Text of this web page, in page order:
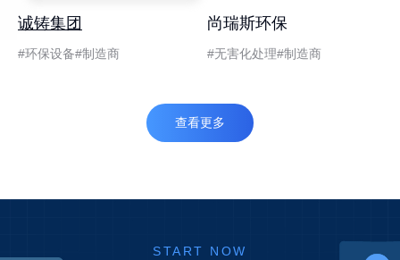
诚铸集团
环保设备 制造商
尚瑞斯环保
无害化处理 制造商
查看更多
START NOW